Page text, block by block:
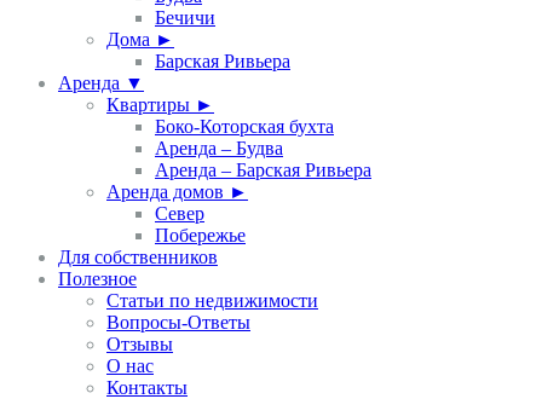
Бечичи
Дома ►
Барская Ривьера
Аренда ▼
Квартиры ►
Боко-Которская бухта
Аренда – Будва
Аренда – Барская Ривьера
Аренда домов ►
Север
Побережье
Для собственников
Полезное
Статьи по недвижимости
Вопросы-Ответы
Отзывы
О нас
Контакты